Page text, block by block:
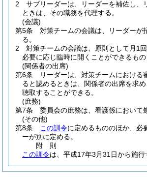
2
サブリーダーは、リーダーを補佐し、
ときは、その職務を代理する。
(会議)
第5条
対策チームの会議は、リーダーが
る。
2
対策チームの会議は、原則として月1回
必要に応じ臨時に開くことができるもの
(関係者の出席)
第6条
リーダーは、対策チームにおける
ると認めるときは、関係者の出席を求
聴取することができる。
(庶務)
第7条
委員会の庶務は、看護係において
(その他)
第8条
この訓令に定めるもののほか、必
ーが別に定める。
附 則
この訓令は、平成17年3月31日から施行